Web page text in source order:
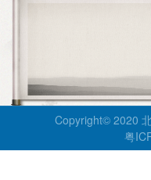
Copyright© 2020
粤